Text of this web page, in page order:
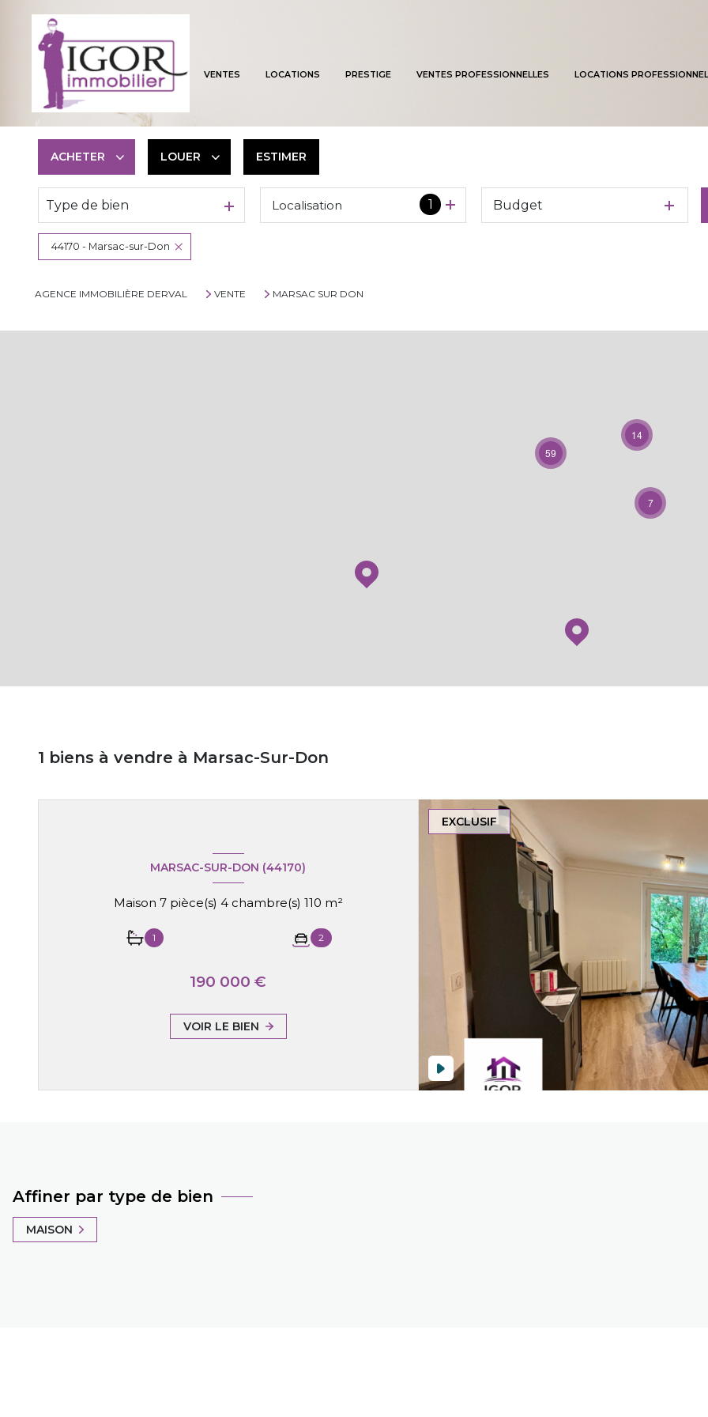
VENTES LOCATIONS PRESTIGE VENTES PROFESSIONNELLES LOCATIONS
ACHETER
De l'ancien
De l'immo pro
LOUER
à l'année
De l'immo pro
ESTIMER
Type de bien 1
Localisation Budget
44170 - Marsac-sur-Don
AGENCE IMMOBILIÈRE DERVAL VENTE MARSAC SUR DON
7
14
59
1 biens à vendre à Marsac-Sur-Don
EXCLUSIF
MARSAC-SUR-DON (44170)
Maison 7 pièce(s) 4 chambre(s) 110 m²
1 2
190 000 €
VOIR LE BIEN
Affiner par type de bien
MAISON